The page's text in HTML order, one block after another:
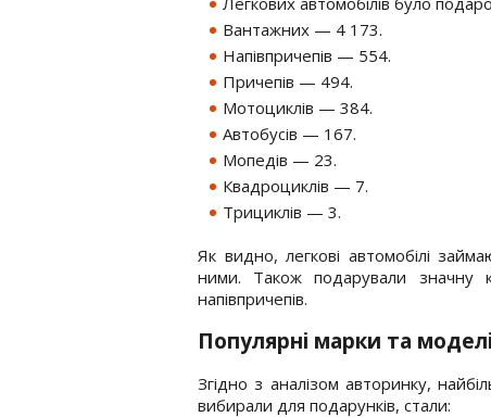
Вантажних — 4 173.
Напівпричепів — 554.
Причепів — 494.
Мотоциклів — 384.
Автобусів — 167.
Мопедів — 23.
Квадроциклів — 7.
Трициклів — 3.
Як видно, легкові автомобілі
ними. Також подарували значну
напівпричепів.
Популярні марки та
Згідно з аналізом авторинку,
вибирали для подарунків, стали: